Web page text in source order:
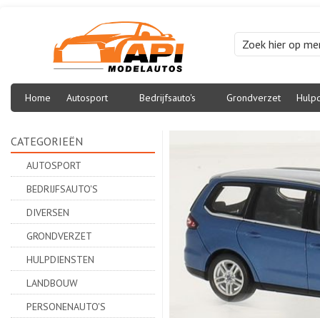
Home Autosport Bedrijfsauto's Grondverzet
CATEGORIEËN
AUTOSPORT
BEDRIJFSAUTO'S
DIVERSEN
GRONDVERZET
HULPDIENSTEN
LANDBOUW
PERSONENAUTO'S